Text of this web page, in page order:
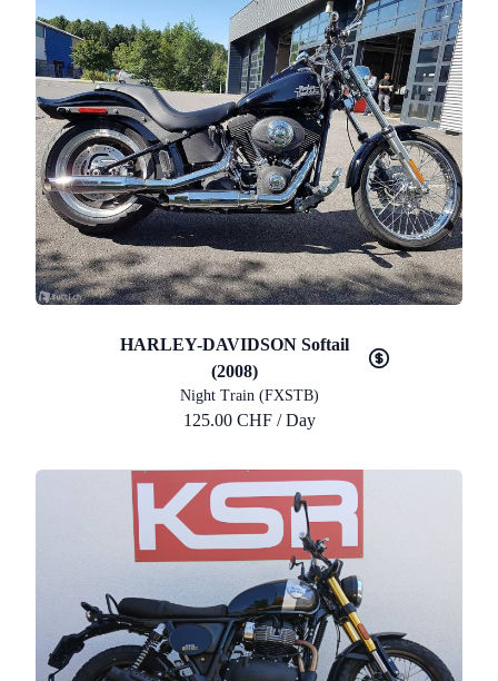
HARLEY-DAVIDSON Softail
(2008)
Night Train (FXSTB)
125.00 CHF / Day